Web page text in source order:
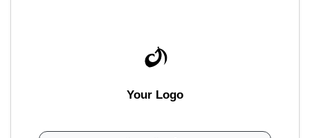
Your Logo